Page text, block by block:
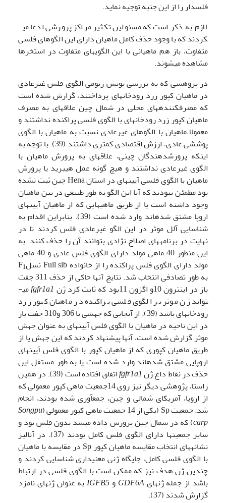
فلس­دار را از این جنبه توجیه نماید.
لازم به ذکر است که مسئولین تکثیر مراکز پرورشی ادعا می­
کردند که با وجود حذف کامل ماهیان دارای این الگوهای فلسی
متفاوت، باز هم ماهیانی با این الگوی­های متفاوت در استخرها
مشاهده می­شوند.
در پژوهشی که به بررسی پویش ژنومی الگوی فلس غیرعادی
در ماهیان کپور زرد رودخانه­ای پرداختند، گزارش شده است
که مصرف­کننده­های محلی در شمال چین علاقه­ای به مصرف
ماهیان کپور زرد رودخانه­ای با الگوی فلسی پراکنده نداشتند و
معمولا ًماهیان با الگوهای غیرعادی نسبت به ماهیان با الگوی
پوششی عادی، ارزش اقتصادی کمتری داشتند (39). با توجه به
اینکه پرورش­دهندگان چینی، علاقه­ای به پرورش ماهیان با
الگوی غیرعادی نداشتند و هیچ گونه عمل هیبرید یا پرورش
ماهیان با الگوی فلسی آیینه­ای در استان Hena چین ثبت نشده
بود مطمئن نبودند که آیا این الگو به طور طبیعی در بین ماهیان
وجود داشته است یا از طریق ماهی­هایی که از ماهیان آیینه­ای
اروپا مشتق شده­اند وارد شده است (39). بنابراین اقدام به
شناسایی آلل موثر در این الگو غیرعادی فلس کردند تا در
نهایت در برنامه­های اصلاح نژادی بتوانند آن را حذف کنند. به
این منظور 40 ماهی مولد دارای الگوی فلس عادی و 40 ماهی
مولد دارای الگوی فلس پراکنده را از خانواده Full sib نسلF
1
به طور تصادفی انتخاب شد. نتایج آنها حاکی از حذف 311 جفت
باز در اینترون 10و اگزون 11بود که ثابت کرد ژن
fgfr1a1می­
تواند ژن موثر بر الگوی فلسی پراکنده در ماهیان کپور زرد
رودخانه­ای باشد (39). از آنجایی که جهشی با 306 و310 جفت باز
در این ناحیه در ماهیان با الگوی فلس آیینه­ای به عنوان جهش
موثر گزارش شده است، آنها پیشنهاد کردند که این جهش یا از
طریق ماهیان کپوری که از ماهیان کپور با الگوی فلس آیینه­ای
اروپایی مشتق شده­اند وارد شده است یا به طور مستقل این
حذف در نقاط داغ ژنfgfr1a1
اتفاق افتاده است (39). در همین
راستا، پژوهشی دیگر نیز روی 14جمعیت ماهی کپور معمولی که
از اروپا، آمریکای شمالی و چین، جمع­آوری شده ­بودند، انجام
شد. جمعیت Sp (یکی از 14 جمعیت ماهی کپور معمولی (
Songpu
carp) که در شمال چین پرورش داده می­شد بدون فلس بود و
سایر جمعیت­ها دارای الگوی فلس کامل بودند (37). در آنالیز
نشانه­های انتخاب مقایسه ماهیان کپور Sp در مقایسه با ماهیان
با الگوی فلسی کامل، جایگاه ژنی معنی­داری شناسایی کردند و
چندین ژن هدف نیز که ممکن است با الگوی فلسی در ارتباط
باشد از جمله ژن­هایGDF6A و IGFB5به عنوان ژن­های نامزد
گزارش شدند (37).